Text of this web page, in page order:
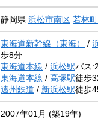
静岡県 浜松市南区 若林町
東海道新幹線（東海） /
歩8分
東海道本線 / 浜松駅バス
東海道本線 / 高塚駅徒歩
遠州鉄道 / 新浜松駅徒歩
2007年01月 (築19年)